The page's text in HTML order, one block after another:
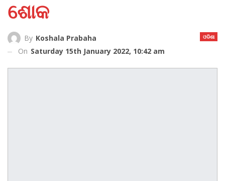
ଶୋକ
ଓଡିଶା
By Koshala Prabaha
On Saturday 15th January 2022, 10:42 am